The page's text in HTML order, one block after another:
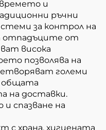
и
ръчни
за контрол на
отпадъците от
висока
позволява на
големи
общата
на доставки.
спазване на
с храна, хигиената